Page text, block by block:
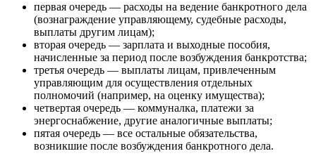
первая очередь — расходы на ведение банкротного дела
(вознаграждение управляющему, судебные расходы,
выплаты другим лицам);
вторая очередь — зарплата и выходные пособия,
начисленные за период после возбуждения банкротства;
третья очередь — выплаты лицам, привлеченным
управляющим для осуществления отдельных
полномочий (например, на оценку имущества);
четвертая очередь — коммуналка, платежи за
энергоснабжение, другие аналогичные выплаты;
пятая очередь — все остальные обязательства,
возникшие после возбуждения банкротного дела.